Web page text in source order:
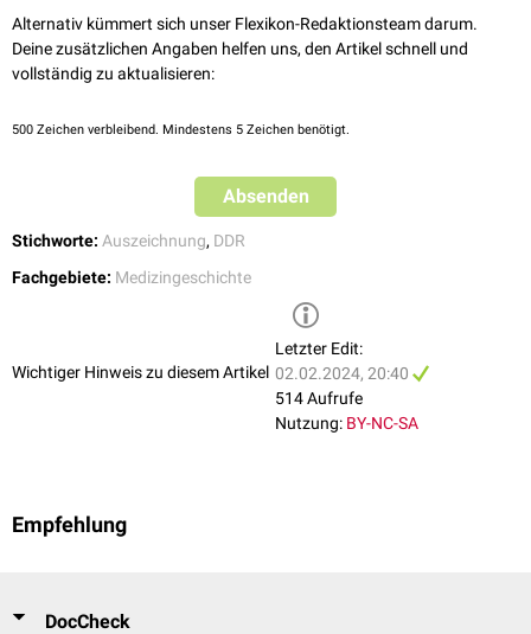
Alternativ kümmert sich unser Flexikon-Redaktionsteam darum.
Deine zusätzlichen Angaben helfen uns, den Artikel schnell und
vollständig zu aktualisieren:
500 Zeichen verbleibend. Mindestens 5 Zeichen benötigt.
Absenden
Stichworte: Auszeichnung, DDR
Fachgebiete: Medizingeschichte
Wichtiger Hinweis zu diesem Artikel
Letzter Edit:
02.02.2024, 20:40
514 Aufrufe
Nutzung: BY-NC-SA
Empfehlung
DocCheck